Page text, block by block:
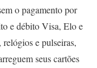
o pagamento por
e débito Visa, Elo e
e pulseiras,
seus cartões